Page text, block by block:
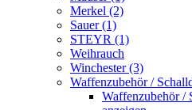
Merkel (2)
Sauer (1)
STEYR (1)
Weihrauch
Winchester (3)
Waffenzubehör /
Waffenzubehör /